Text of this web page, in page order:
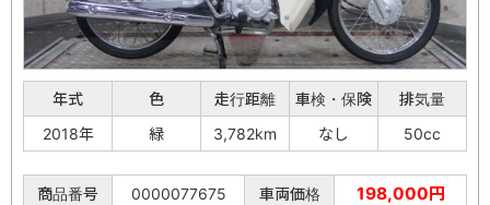
年式 色 走行距離 車検・保険
排気量
2018年
緑 3,782km なし 50cc
商品番号 0000077675 車両価格 198,000円